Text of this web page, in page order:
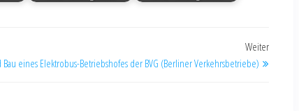
Weiter
eines Elektrobus-Betriebshofes der BVG (Berliner Verkehrsbetriebe)